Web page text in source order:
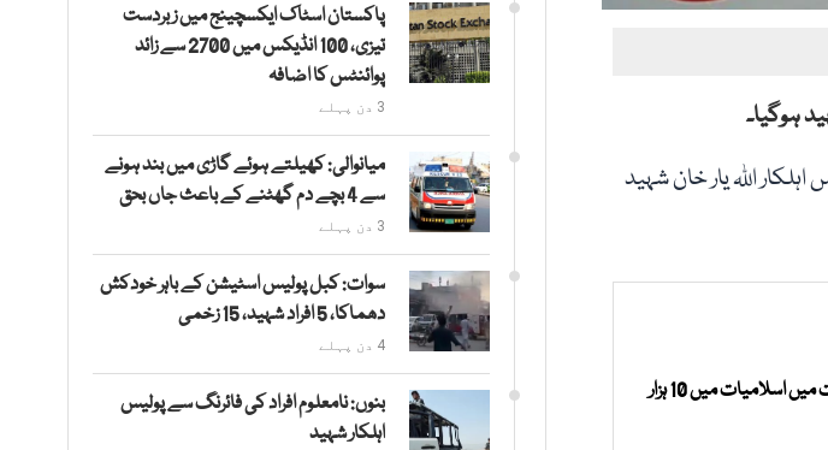
ہوگیا۔
اللہ یار خان شہید
پشاور بورڈ: میٹرک امتحانات میں اسلامیات میں 10 ہزار
پاکستان اسٹاک ایکسچینج میں زبردست
تیزی، 100 انڈیکس میں 2700 سے زائد
پوائنٹس کا اضافہ
3 دن پہلے
میانوالی: کھیلتے ہوئے گاڑی میں بند ہونے
سے 4 بچے دم گھٹنے کے باعث جاں بحق
3 دن پہلے
سوات: کبل پولیس اسٹیشن کے باہر خودکش
دھماکا، 5 افراد شہید، 15 زخمی
4 دن پہلے
بنوں: نامعلوم افراد کی فائرنگ سے پولیس
اہلکار شہید